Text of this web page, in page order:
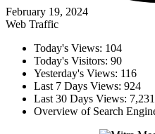
February 19, 2024
Web Traffic
Today's Views: 104
Today's Visitors: 90
Yesterday's Views: 116
Last 7 Days Views: 924
Last 30 Days Views: 7,231
Overview of Search